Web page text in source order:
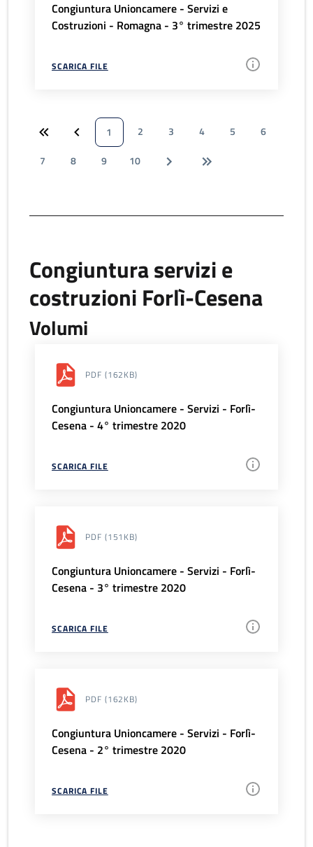
Congiuntura Unioncamere - Servizi e
Costruzioni - Romagna - 3° trimestre 2025
SCARICA FILE
1 2 3 4 5
6
7
8 9 10
Congiuntura servizi e
costruzioni Forlì-Cesena
Volumi
PDF (162KB)
Congiuntura Unioncamere - Servizi - Forlì-
Cesena - 4° trimestre 2020
SCARICA FILE
PDF (151KB)
Congiuntura Unioncamere - Servizi - Forlì-
Cesena - 3° trimestre 2020
SCARICA FILE
PDF (162KB)
Congiuntura Unioncamere - Servizi - Forlì-
Cesena - 2° trimestre 2020
SCARICA FILE